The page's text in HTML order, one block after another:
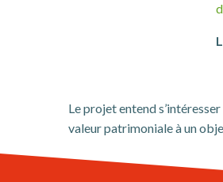
Le projet entend
valeur patrimoniale à un